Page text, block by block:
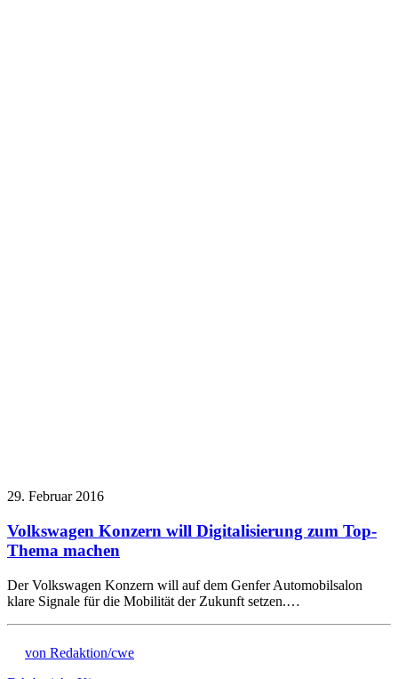
29. Februar 2016
Volkswagen Konzern will Digitalisierung zum Top-
Thema machen
Der Volkswagen Konzern will auf dem Genfer Automobilsalon
klare Signale für die Mobilität der Zukunft setzen.…
von Redaktion/cwe